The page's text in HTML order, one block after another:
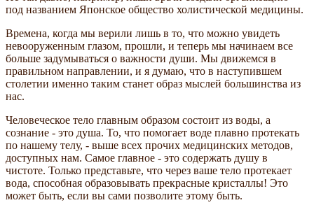
под названием Японское общество холистической медицины.
Времена, когда мы верили лишь в то, что можно увидеть
невооруженным глазом, прошли, и теперь мы начинаем все
больше задумываться о важности души. Мы движемся в
правильном направлении, и я думаю, что в наступившем
столетии именно таким станет образ мыслей большинства из
нас.
Человеческое тело главным образом состоит из воды, а
сознание - это душа. То, что помогает воде плавно протекать
по нашему телу, - выше всех прочих медицинских методов,
доступных нам. Самое главное - это содержать душу в
чистоте. Только представьте, что через ваше тело протекает
вода, способная образовывать прекрасные кристаллы! Это
может быть, если вы сами позволите этому быть.